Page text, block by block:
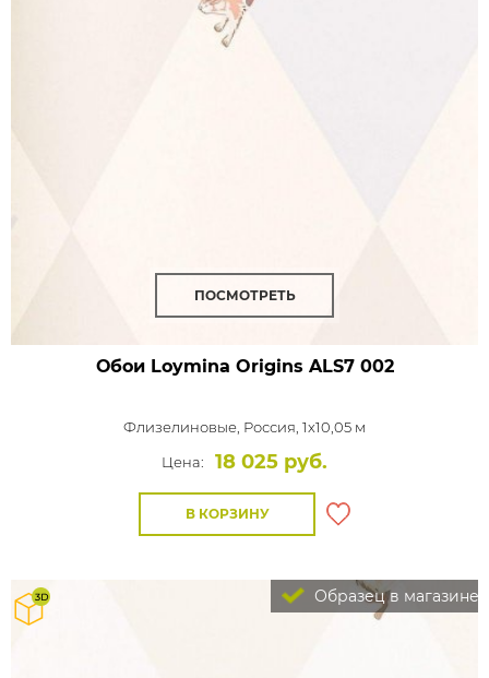
ПОСМОТРЕТЬ
Обои Loymina Origins ALS7 002
Флизелиновые, Россия, 1x10,05 м
Цена:
18 025 руб.
В КОРЗИНУ
Образец в магазине